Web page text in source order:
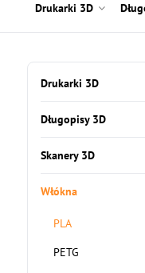
Drukarki 3D
Drukarki 3D
Długopisy 3D
Skanery 3D
Włókna
PLA
PETG